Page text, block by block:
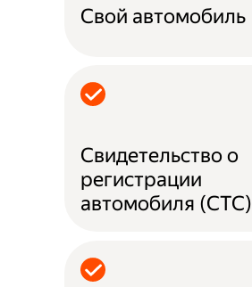
Свой автомобиль
Свидетельство о
регистрации
автомобиля (СТС)